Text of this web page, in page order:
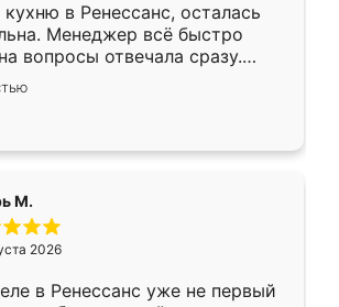
в Ренессанс, осталась
Менеджер всё быстро
вопросы отвечала сразу.
в субботу, подошёл к
ответственностью. Собрали
работали аккуратно, даже
М.
2026
в Ренессанс уже не первый